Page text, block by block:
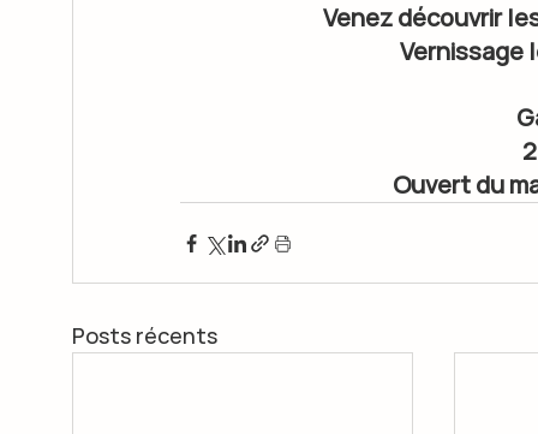
Venez découvrir
Vernissage
Ouvert du
Posts récents